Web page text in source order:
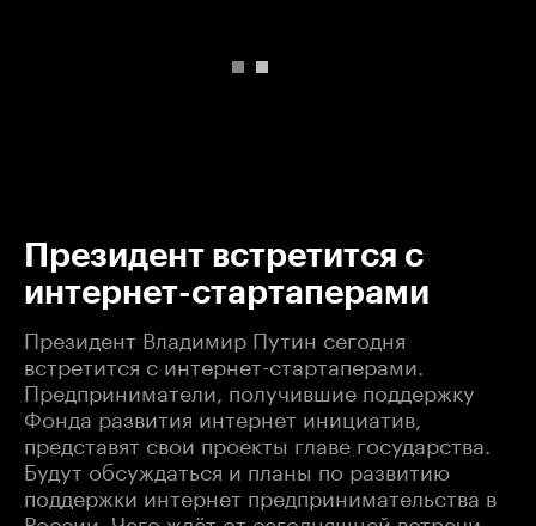
Президент встретится с
интернет-стартаперами
Президент Владимир Путин сегодня
встретится с интернет-стартаперами.
Предприниматели, получившие поддержку
Фонда развития интернет инициатив,
представят свои проекты главе государства.
Будут обсуждаться и планы по развитию
поддержки интернет предпринимательства в